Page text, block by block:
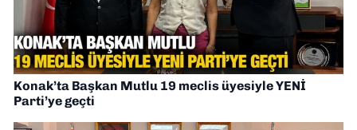
Konak’ta Başkan Mutlu 19 meclis üyesiyle YENİ
Parti’ye geçti